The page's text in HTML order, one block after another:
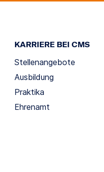
KARRIERE BEI CMS
Stellenangebote
Ausbildung
Praktika
Ehrenamt